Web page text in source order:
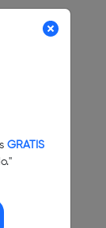
GRATIS